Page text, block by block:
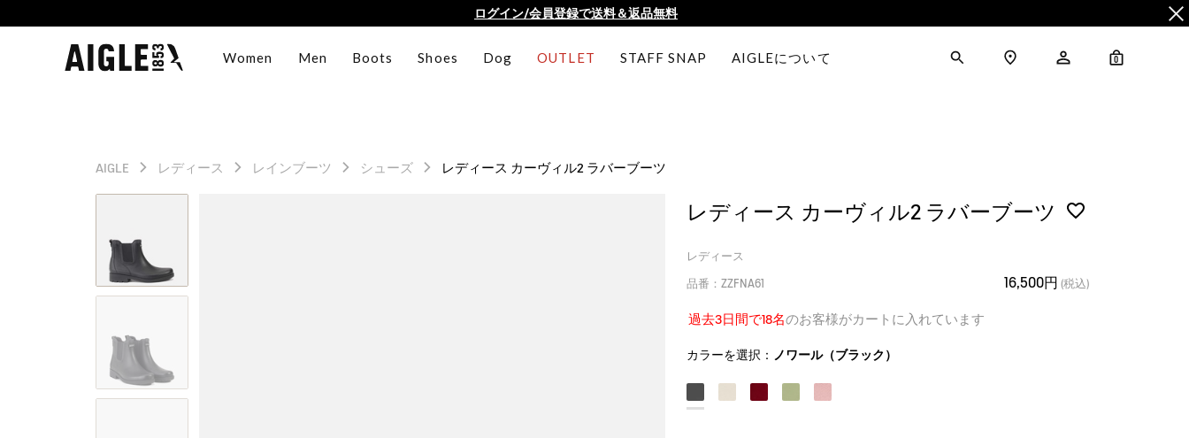
AIGLE CLUB ポイントサービス終了のお知らせ
Women Men Boots Shoes Dog OUTLET STAFF SNAP AIGLEについて 0
AIGLE レディース レインブーツ シューズ レディース カーヴィル2 ラバーブーツ
レディース カーヴィル2 ラバーブーツ
レディース
品番：ZZFNA61 16,500円 (税込)
過去3日間で18名のお客様がカートに入れています
カラーを選択： ノワール（ブラック）